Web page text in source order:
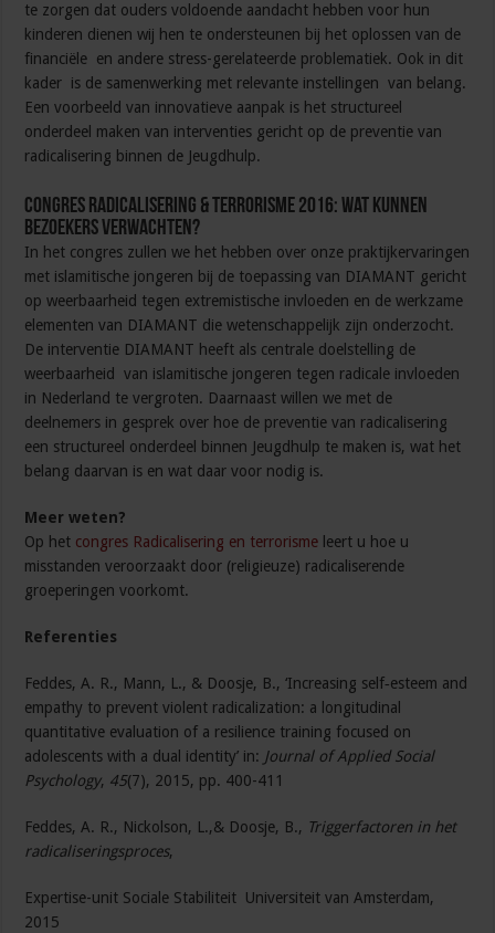
te zorgen dat ouders voldoende aandacht hebben voor hun
kinderen dienen wij hen te ondersteunen bij het oplossen van de
financiële en andere stress-gerelateerde problematiek. Ook in dit
kader is de samenwerking met relevante instellingen van belang.
Een voorbeeld van innovatieve aanpak is het structureel
onderdeel maken van interventies gericht op de preventie van
radicalisering binnen de Jeugdhulp.
Congres Radicalisering & Terrorisme 2016: wat kunnen
bezoekers verwachten?
In het congres zullen we het hebben over onze praktijkervaringen
met islamitische jongeren bij de toepassing van DIAMANT gericht
op weerbaarheid tegen extremistische invloeden en de werkzame
elementen van DIAMANT die wetenschappelijk zijn onderzocht.
De interventie DIAMANT heeft als centrale doelstelling de
weerbaarheid van islamitische jongeren tegen radicale invloeden
in Nederland te vergroten. Daarnaast willen we met de
deelnemers in gesprek over hoe de preventie van radicalisering
een structureel onderdeel binnen Jeugdhulp te maken is, wat het
belang daarvan is en wat daar voor nodig is.
Meer weten?
Op het congres Radicalisering en terrorisme leert u hoe u
misstanden veroorzaakt door (religieuze) radicaliserende
groeperingen voorkomt.
Referenties
Feddes, A. R., Mann, L., & Doosje, B., ‘Increasing self‐esteem and
empathy to prevent violent radicalization: a longitudinal
quantitative evaluation of a resilience training focused on
adolescents with a dual identity’ in: Journal of Applied Social
Psychology, 45(7), 2015, pp. 400-411
Feddes, A. R., Nickolson, L.,& Doosje, B., Triggerfactoren in het
radicaliseringsproces,
Expertise-unit Sociale Stabiliteit Universiteit van Amsterdam,
2015